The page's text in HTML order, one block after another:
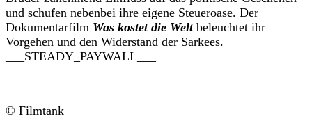
und schufen nebenbei ihre eigene Steueroase. Der
Dokumentarfilm Was kostet die Weltbeleuchtet ihr
Vorgehen und den Widerstand der Sarkees.
___STEADY_PAYWALL___
© Filmtank